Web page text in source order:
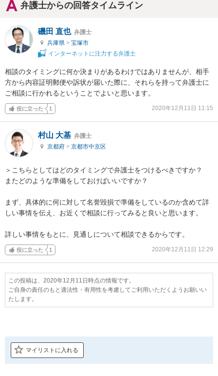
弁護士からの回答タイムライン
磯田 直也 弁護士
兵庫県 > 宝塚市
インターネットに注力する弁護士
相談のタイミングに何か決まりがあるわけではありませんが、相手
方から内容証明郵便や訴状が届いた際に、それらを持って弁護士に
ご相談に行かれるということでよいと思います。
役に立った 1 2020年12月11日 11:15
村山 大基 弁護士
京都府 > 京都市中京区
＞こちらとしてはどのタイミングで弁護士をつけるべきですか？
またどのような準備をしておけばいいですか？
まず、具体的に何に対して名誉毀損で準備をしているのか含めて詳
しい事情を伝え、お近くで相談に行ってみると良いと思います。
詳しい事情をもとに、見通しについて相談できるからです。
役に立った 1 2020年12月11日 12:29
この投稿は、2020年12月11日時点の情報です。
ご自身の責任のもと適法性・有用性を考慮してご利用いただくようお願いい
たします。
マイリストに入れる